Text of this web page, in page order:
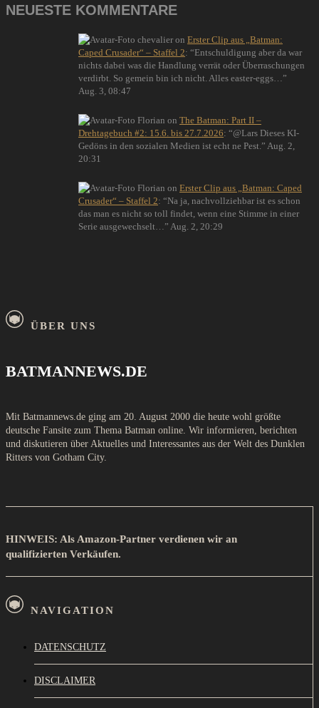
NEUESTE KOMMENTARE
chevalier on Erster Clip aus „Batman:
Caped Crusader“ – Staffel 2: “Entschuldigung aber da war
nichts dabei was die Handlung verrät oder Überraschungen
verdirbt. So gemein bin ich nicht. Alles easter-eggs… ”
Aug. 3, 08:47
Florian on The Batman: Part II –
Drehtagebuch #2: 15.6. bis 27.7.2026: “@Lars Dieses KI-
Gedöns in den sozialen Medien ist echt ne Pest. ” Aug. 2,
20:31
Florian on Erster Clip aus „Batman: Caped
Crusader“ – Staffel 2: “Na ja, nachvollziehbar ist es schon
das man es nicht so toll findet, wenn eine Stimme in einer
Serie ausgewechselt… ” Aug. 2, 20:29
ÜBER UNS
BATMANNEWS.DE
Mit Batmannews.de ging am 20. August 2000 die heute wohl größte
deutsche Fansite zum Thema Batman online. Wir informieren, berichten
und diskutieren über Aktuelles und Interessantes aus der Welt des Dunklen
Ritters von Gotham City.
HINWEIS: Als Amazon-Partner verdienen wir an
qualifizierten Verkäufen.
NAVIGATION
DATENSCHUTZ
DISCLAIMER